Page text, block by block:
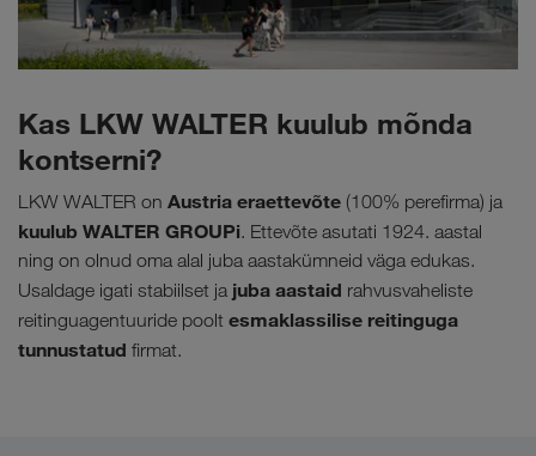
Kas LKW WALTER kuulub mõnda
kontserni?
LKW WALTER on Austria eraettevõte (100% perefirma) ja
kuulub WALTER GROUPi. Ettevõte asutati 1924. aastal
ning on olnud oma alal juba aastakümneid väga edukas.
Usaldage igati stabiilset ja juba aastaid rahvusvaheliste
reitinguagentuuride poolt esmaklassilise reitinguga
tunnustatud firmat.